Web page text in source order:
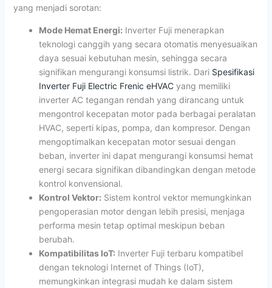
yang menjadi sorotan:
Mode Hemat Energi: Inverter Fuji menerapkan
teknologi canggih yang secara otomatis menyesuaikan
daya sesuai kebutuhan mesin, sehingga secara
signifikan mengurangi konsumsi listrik. Dari Spesifikasi
Inverter Fuji Electric Frenic eHVACyang memiliki
inverter AC tegangan rendah yang dirancang untuk
mengontrol kecepatan motor pada berbagai peralatan
HVAC, seperti kipas, pompa, dan kompresor. Dengan
mengoptimalkan kecepatan motor sesuai dengan
beban, inverter ini dapat mengurangi konsumsi hemat
energi secara signifikan dibandingkan dengan metode
kontrol konvensional.
Kontrol Vektor: Sistem kontrol vektor memungkinkan
pengoperasian motor dengan lebih presisi, menjaga
performa mesin tetap optimal meskipun beban
berubah.
Kompatibilitas IoT: Inverter Fuji terbaru kompatibel
dengan teknologi Internet of Things (IoT),
memungkinkan integrasi mudah ke dalam sistem